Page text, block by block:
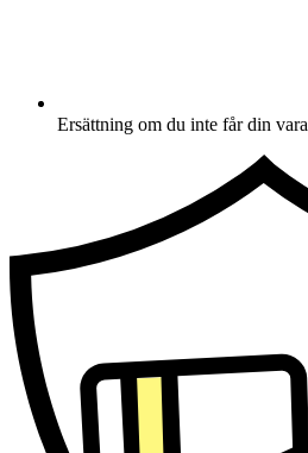
Ersättning om du inte får din vara